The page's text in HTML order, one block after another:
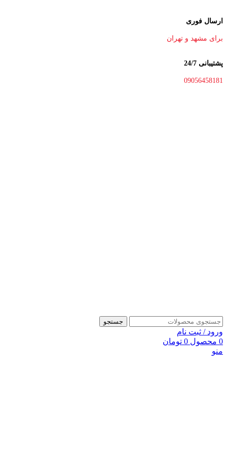
ارسال فوری
برای مشهد و تهران
پشتیبانی 24/7
09056458181
جستجو
ورود / ثبت نام
0 محصول 0 تومان
منو